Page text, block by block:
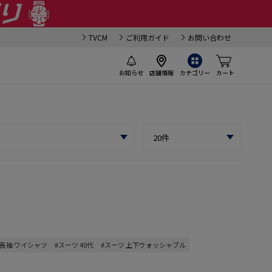
TVCM ご利用ガイド お問い合わせ
お知らせ 店舗情報 カテゴリー カート
袖 ワイシャツ #スーツ 40代 #スーツ 上下ウォッシャブル